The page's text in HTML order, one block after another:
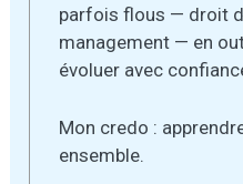
parfois flous — droit
management — en
évoluer avec
Mon credo :
ensemble.